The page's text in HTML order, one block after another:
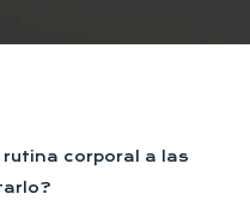
corporal a las